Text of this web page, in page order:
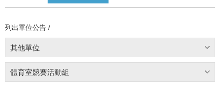
列出單位公告 /
其他單位
體育室競賽活動組